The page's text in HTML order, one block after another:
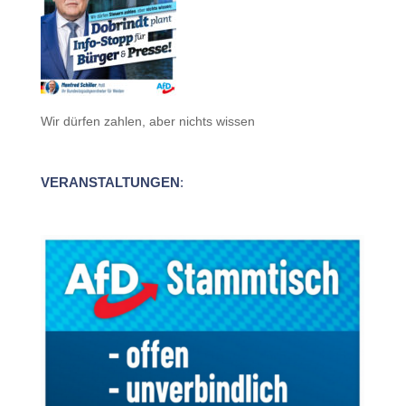
Wir dürfen zahlen, aber nichts wissen
VERANSTALTUNGEN: